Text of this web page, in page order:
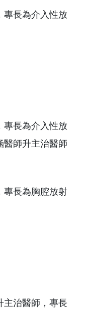
專長為介入性放
專長為介入性放
醫師升主治醫師
專長為胸腔放射
主治醫師，專長